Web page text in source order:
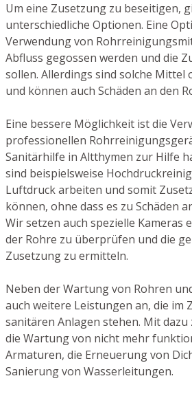
Um eine Zusetzung zu beseitigen,
unterschiedliche Optionen. Eine
Verwendung von
Abfluss gegossen werden und die
sollen. Allerdings sind solche
und können auch Schäden an den
Eine bessere Möglichkeit ist die
professionellen
Sanitärhilfe in Altthymen zur Hilfe
sind beispielsweise
Luftdruck arbeiten und somit
können, ohne dass es zu Schäden
Wir setzen auch spezielle Kameras
der Rohre zu überprüfen und die
Zusetzung zu ermitteln.
Neben der Wartung von Rohren
auch weitere Leistungen an, die im
sanitären Anlagen stehen. Mit dazu
die Wartung von nicht mehr
Armaturen, die Erneuerung von
Sanierung von Wasserleitungen.